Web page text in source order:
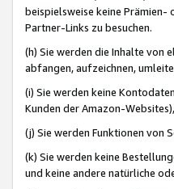
beispielsweise keine Prämien-
Partner-Links zu besuchen.
(h) Sie werden die Inhalte von
abfangen, aufzeichnen,
(i) Sie werden keine
Kunden der Amazon-
(j) Sie werden Funktionen von
(k) Sie werden keine
und keine andere natürliche